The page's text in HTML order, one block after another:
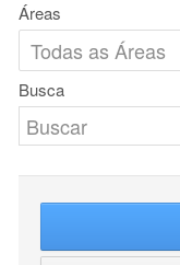
Áreas
Busca